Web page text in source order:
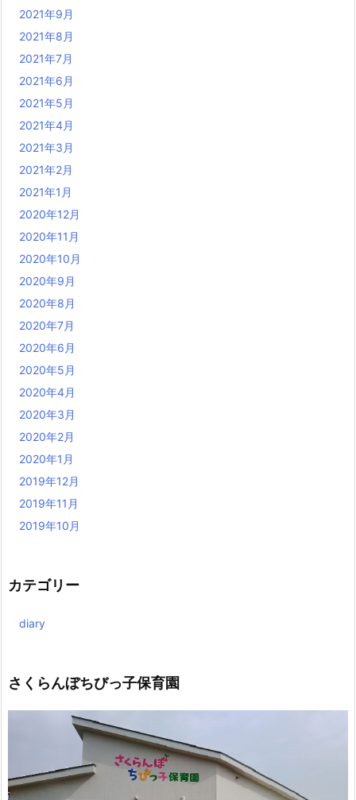
2021年9月
2021年8月
2021年7月
2021年6月
2021年5月
2021年4月
2021年3月
2021年2月
2021年1月
2020年12月
2020年11月
2020年10月
2020年9月
2020年8月
2020年7月
2020年6月
2020年5月
2020年4月
2020年3月
2020年2月
2020年1月
2019年12月
2019年11月
2019年10月
カテゴリー
diary
さくらんぼちびっ子保育園